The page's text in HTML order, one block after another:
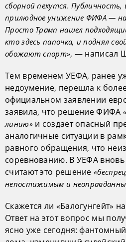
сборной пекутся.
прилюдное унижение ФИФА —
Просто Трамп нашел
кто здесь папочка, и поднял
обожают спорт», — написал
Тем временем УЕФА, ранее
недоумение, перешла к
официальном заявлении
заявила, что решение ФИФА
линию»и создает опасный
аналогичные ситуации в
равного обращения, что
соревнованию. В УЕФА вновь
считают это решение
непостижимым и
Скажется ли «Балогунгейт»
Ответ на этот вопрос мы
ясно уже сегодня: